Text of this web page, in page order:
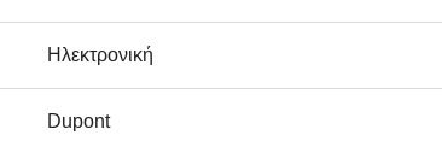
Ηλεκτρονική
Dupont